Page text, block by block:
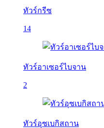
ทัวร์กรีซ
14
ทัวร์อาเซอร์ไบจาน
2
ทัวร์อุซเบกิสถาน